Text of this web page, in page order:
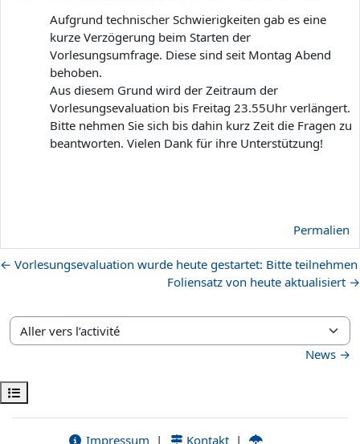
Ouvrir l’index du cours
Aufgrund technischer Schwierigkeiten gab es eine
kurze Verzögerung beim Starten der
Vorlesungsumfrage. Diese sind seit Montag Abend
behoben.
Aus diesem Grund wird der Zeitraum der
Vorlesungsevaluation bis Freitag 23.55Uhr verlängert.
Bitte nehmen Sie sich bis dahin kurz Zeit die Fragen zu
beantworten. Vielen Dank für ihre Unterstützung!
Permalien
← Vorlesungsevaluation wurde heute gestartet: Bitte teilnehmen
Foliensatz von heute aktualisiert →
Aller vers l’activité
News →
Impressum | Kontakt |